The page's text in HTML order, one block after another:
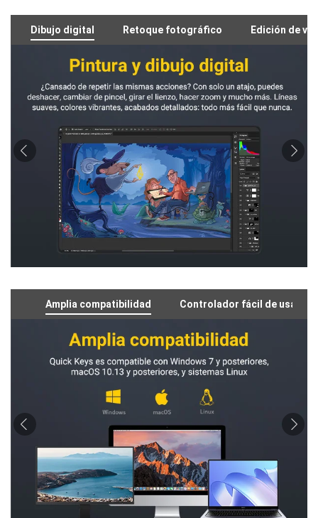
Dibujo digital Retoque fotográfico Edición de
Amplia compatibilidad Controlador fácil de usar